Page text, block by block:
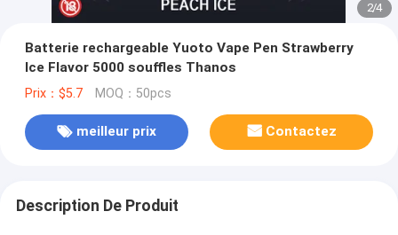
2/4
Batterie rechargeable Yuoto Vape Pen Strawberry
Ice Flavor 5000 souffles Thanos
Prix：$5.7 MOQ：50pcs
meilleur prix Contactez
Description De Produit